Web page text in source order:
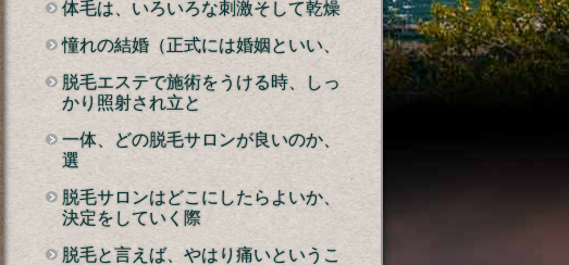
体毛は、いろいろな刺激そして乾燥
憧れの結婚（正式には婚姻といい、
脱毛エステで施術をうける時、しっ
かり照射され立と
一体、どの脱毛サロンが良いのか、
選
脱毛サロンはどこにしたらよいか、
決定をしていく際
脱毛と言えば、やはり痛いというこ